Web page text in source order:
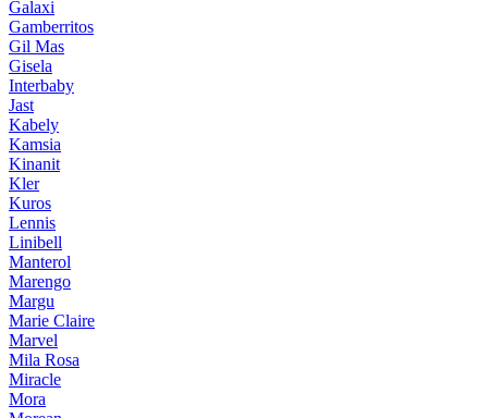
Galaxi
Gamberritos
Gil Mas
Gisela
Interbaby
Jast
Kabely
Kamsia
Kinanit
Kler
Kuros
Lennis
Linibell
Manterol
Marengo
Margu
Marie Claire
Marvel
Mila Rosa
Miracle
Mora